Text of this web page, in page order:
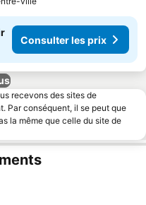
Consulter les prix
recevons des sites de
Par conséquent, il se peut que
la même que celle du site de